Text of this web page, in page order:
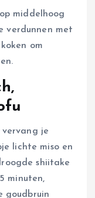
middelhoog
verdunnen met
om
je
lichte miso en
shiitake
minuten,
goudbruin